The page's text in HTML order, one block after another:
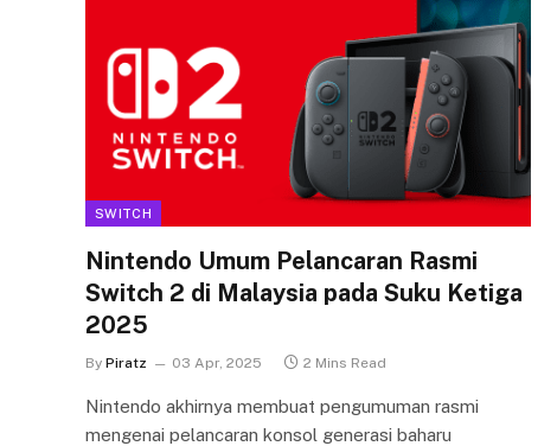
SWITCH
Nintendo Umum Pelancaran Rasmi
Switch 2 di Malaysia pada Suku Ketiga
2025
By Piratz 03 Apr, 2025 2 Mins Read
Nintendo akhirnya membuat pengumuman rasmi
mengenai pelancaran konsol generasi baharu